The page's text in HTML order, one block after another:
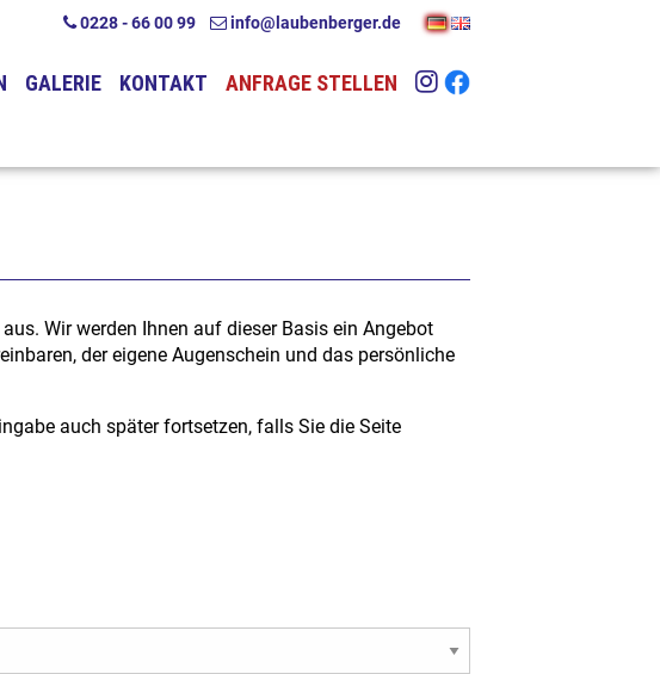
0228 - 66 00 99 info@laubenberger.de
GALERIE KONTAKT ANFRAGE STELLEN
Wir werden Ihnen auf dieser Basis ein Angebot
der eigene Augenschein und das persönliche
auch später fortsetzen, falls Sie die Seite